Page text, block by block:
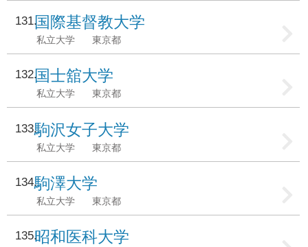
131国際基督教大学
私立大学 東京都
132国士舘大学
私立大学 東京都
133駒沢女子大学
私立大学 東京都
134駒澤大学
私立大学 東京都
135昭和医科大学